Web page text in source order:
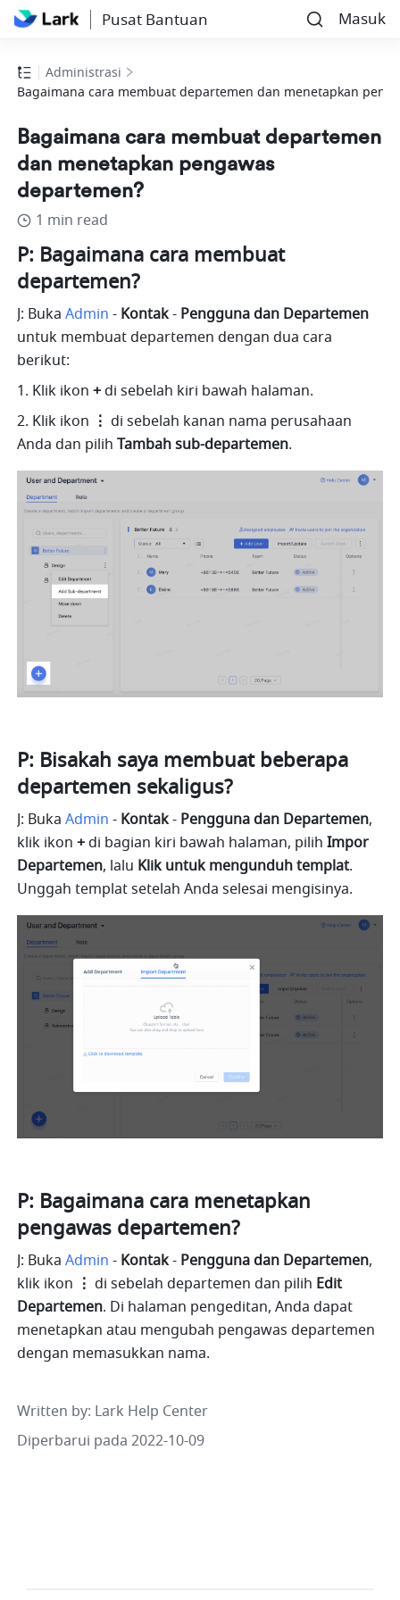
Pusat Bantuan Masuk
Administrasi
Bagaimana cara membuat departemen dan menetapkan
Bagaimana cara membuat departemen
dan menetapkan pengawas
departemen?
1 min read
P: Bagaimana cara membuat
departemen?
J: Buka Admin - Kontak - Pengguna dan Departemen
untuk membuat departemen dengan dua cara
berikut:
1. Klik ikon + di sebelah kiri bawah halaman.
2. Klik ikon ⋮ di sebelah kanan nama perusahaan
Anda dan pilih Tambah sub-departemen.
P: Bisakah saya membuat beberapa
departemen sekaligus?
J: Buka Admin - Kontak - Pengguna dan Departemen,
klik ikon + di bagian kiri bawah halaman, pilih Impor
Departemen, lalu Klik untuk mengunduh templat.
Unggah templat setelah Anda selesai mengisinya.
P: Bagaimana cara menetapkan
pengawas departemen?
J: Buka Admin - Kontak - Pengguna dan Departemen,
klik ikon ⋮ di sebelah departemen dan pilih Edit
Departemen. Di halaman pengeditan, Anda dapat
menetapkan atau mengubah pengawas departemen
dengan memasukkan nama.
Written by: Lark Help Center
Diperbarui pada 2022-10-09